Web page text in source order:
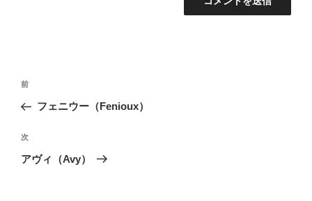
投
ナ
ビ
ゲ
前
の
稿
前
フェニウー（Fenioux）
次
の
次
アヴィ（Avy）